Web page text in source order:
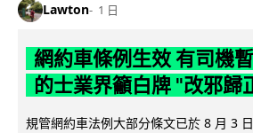
Lawton 1 日
網約車條例生效 有司機
的士業界籲白牌 "改邪歸
規管網約車法例大部分條文已於 8 月 3